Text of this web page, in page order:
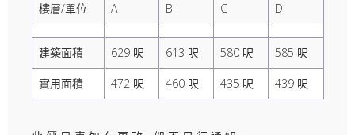
樓層/單位 A B C D
建築面積 629 呎 613 呎 580 呎 585 呎
實用面積 472 呎 460 呎 435 呎 439 呎